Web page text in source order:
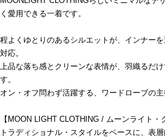
く愛用できる一着です。
程よくゆとりのあるシルエットが、インナー
対応。
上品な落ち感とクリーンな表情が、羽織るだ
す。
オン・オフ問わず活躍する、ワードローブの主
【MOON LIGHT CLOTHING / ムーンライト・
トラディショナル・スタイルをベースに、表